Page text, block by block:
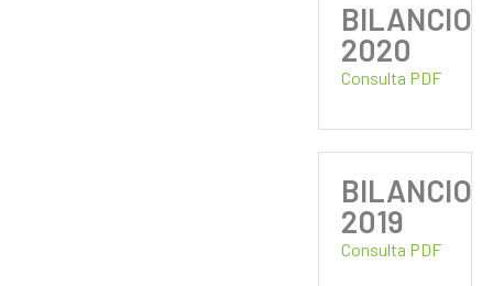
BILANCIO
2020
Consulta PDF
BILANCIO
2019
Consulta PDF